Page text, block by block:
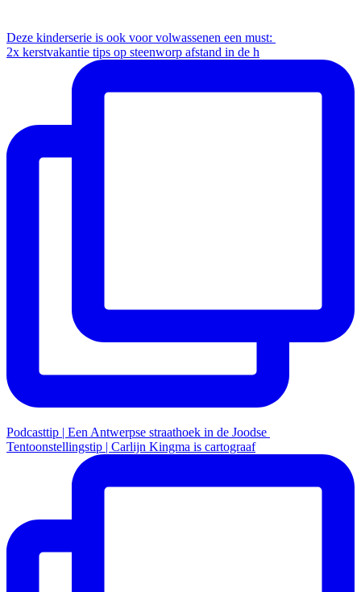
Deze kinderserie is ook voor volwassenen een must:
2x kerstvakantie tips op steenworp afstand in de h
Podcasttip | Een Antwerpse straathoek in de Joodse
Tentoonstellingstip | Carlijn Kingma is cartograaf